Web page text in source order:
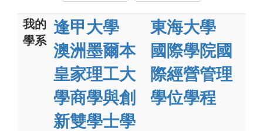
我的
學系
逢甲大學
澳洲墨爾本
皇家理工大
學商學與創
新雙學士學
東海大學
國際學院國
際經營管理
學位學程